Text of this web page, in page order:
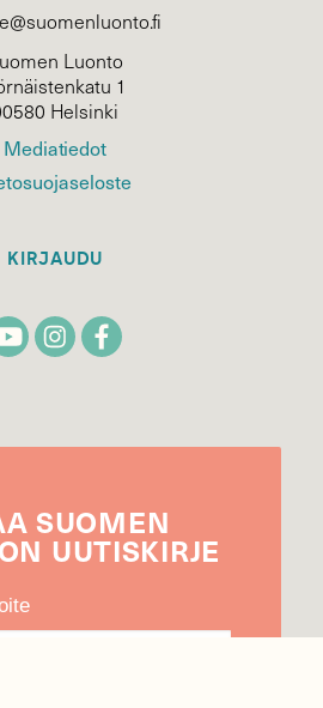
Luonto
1
Helsinki
Mediatiedot
KIRJAUDU
SUOMEN
UUTIS­KIRJE